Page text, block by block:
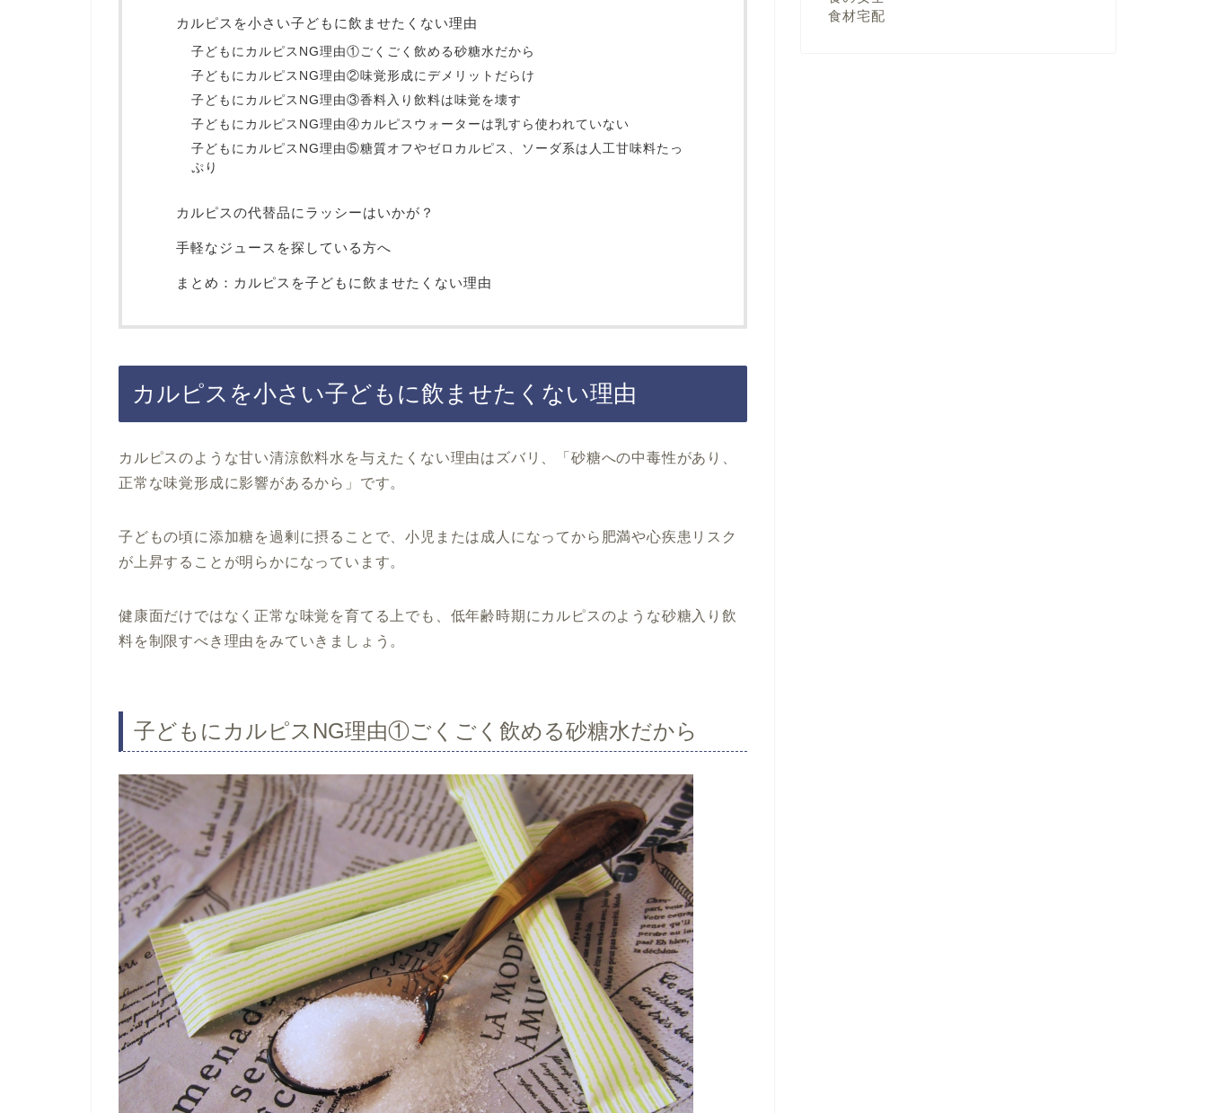
カルピスを小さい子どもに飲ませたくない理由
子どもにカルピスNG理由①ごくごく飲める砂糖水だから
子どもにカルピスNG理由②味覚形成にデメリットだらけ
子どもにカルピスNG理由③香料入り飲料は味覚を壊す
子どもにカルピスNG理由④カルピスウォーターは乳すら使われていない
子どもにカルピスNG理由⑤糖質オフやゼロカルピス、ソーダ系は人工甘味料たっ
ぷり
カルピスの代替品にラッシーはいかが？
手軽なジュースを探している方へ
まとめ：カルピスを子どもに飲ませたくない理由
カルピスを小さい子どもに飲ませたくない理由
カルピスのような甘い清涼飲料水を与えたくない理由はズバリ、「砂糖への中毒性があり、
正常な味覚形成に影響があるから」です。
子どもの頃に添加糖を過剰に摂ることで、小児または成人になってから肥満や心疾患リスク
が上昇することが明らかになっています。
健康面だけではなく正常な味覚を育てる上でも、低年齢時期にカルピスのような砂糖入り飲
料を制限すべき理由をみていきましょう。
子どもにカルピスNG理由①ごくごく飲める砂糖水だから
食材宅配